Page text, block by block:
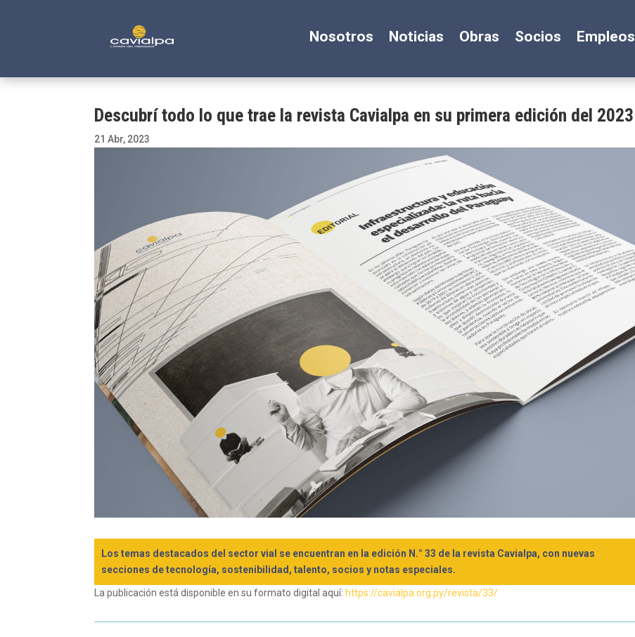
Nosotros Noticias Obras Socios Empleos
Descubrí todo lo que trae la revista Cavialpa en su primera edición del 2023
21 Abr, 2023
Los temas destacados del sector vial se encuentran en la edición N.° 33 de la revista Cavialpa, con nuevas
secciones de tecnología, sostenibilidad, talento, socios y notas especiales.
La publicación está disponible en su formato digital aquí: https://cavialpa.org.py/revista/33/